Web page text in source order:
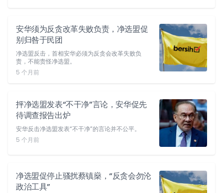
安华须为反贪改革失败负责，净选盟促
别归咎于民团
净选盟反击，首相安华必须为反贪会改革失败负
责，不能责怪净选盟。
5 个月前
抨净选盟发表“不干净”言论，安华促先
待调查报告出炉
安华反击净选盟发表“不干净”的言论并不公平。
5 个月前
净选盟促停止骚扰蔡镇燊，“反贪会勿沦
政治工具”